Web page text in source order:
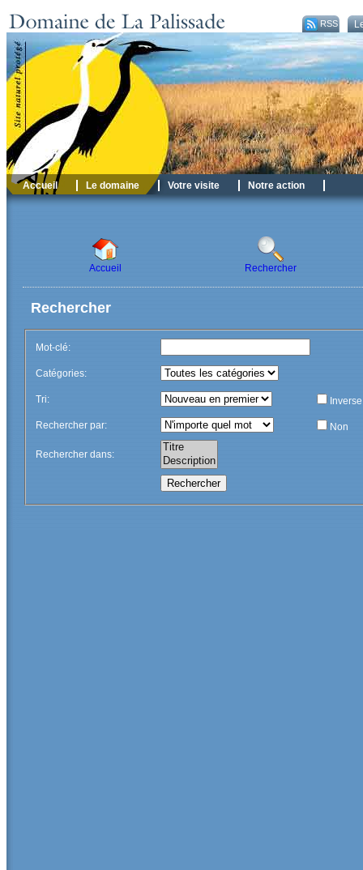
RSS
Accueil Le domaine Votre visite Notre action
Accueil Rechercher
Rechercher
Mot-clé:
Catégories:
Tri: Inverse
Rechercher par: Non
Rechercher dans: